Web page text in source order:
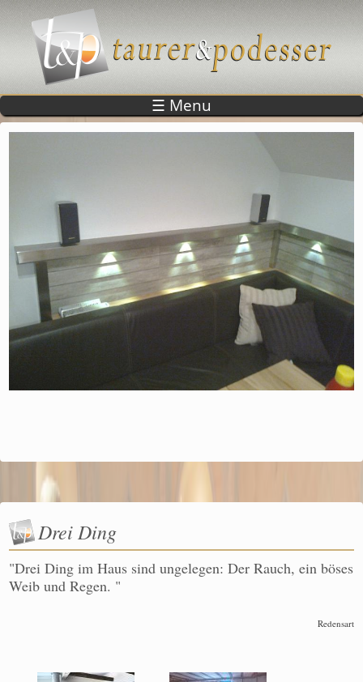
Direkt zum Inhalt
☰ Menu
Drei Ding
"Drei Ding im Haus sind ungelegen: Der Rauch, ein böses
Weib und Regen. "
Redensart